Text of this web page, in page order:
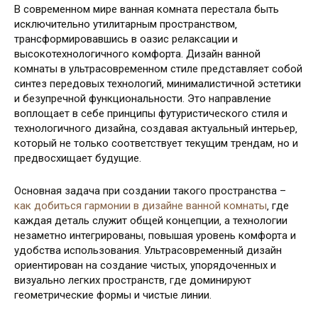
В современном мире ванная комната перестала быть
исключительно утилитарным пространством‚
трансформировавшись в оазис релаксации и
высокотехнологичного комфорта. Дизайн ванной
комнаты в ультрасовременном стиле представляет собой
синтез передовых технологий‚ минималистичной эстетики
и безупречной функциональности. Это направление
воплощает в себе принципы футуристического стиля и
технологичного дизайна‚ создавая актуальный интерьер‚
который не только соответствует текущим трендам‚ но и
предвосхищает будущие.
Основная задача при создании такого пространства –
как добиться гармонии в дизайне ванной комнаты‚ где
каждая деталь служит общей концепции‚ а технологии
незаметно интегрированы‚ повышая уровень комфорта и
удобства использования. Ультрасовременный дизайн
ориентирован на создание чистых‚ упорядоченных и
визуально легких пространств‚ где доминируют
геометрические формы и чистые линии.